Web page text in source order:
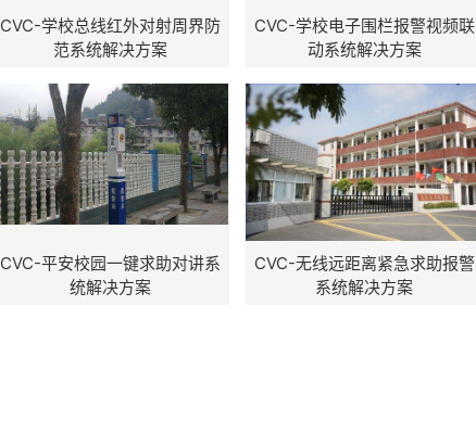
CVC-学校总线红外对射周界防
范系统解决方案
CVC-学校电子围栏报警视频联
动系统解决方案
CVC-平安校园一键求助对讲系
统解决方案
CVC-无线远距离紧急求助报警
系统解决方案